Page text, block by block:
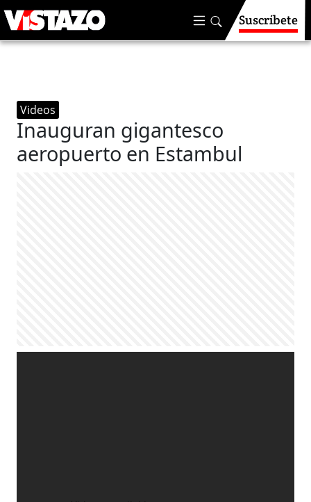
Suscríbete
Videos
Inauguran gigantesco
aeropuerto en Estambul